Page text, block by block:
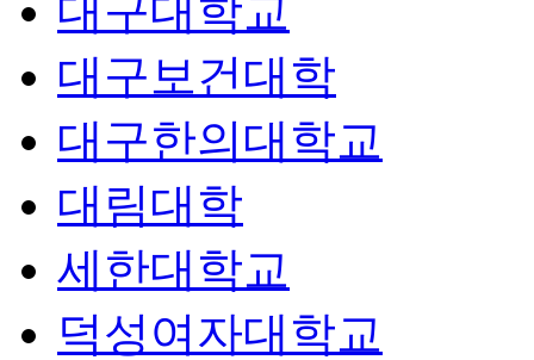
대구대학교
대구보건대학
대구한의대학교
대림대학
세한대학교
덕성여자대학교